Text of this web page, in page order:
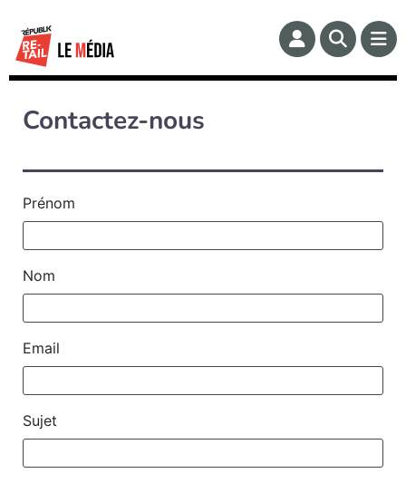
Contactez-nous
Prénom
Nom
Email
Sujet